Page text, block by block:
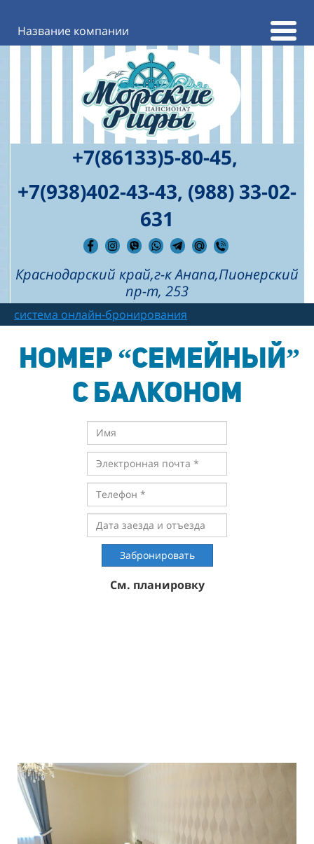
Название компании
+7(86133)5-80-45,
+7(938)402-43-43, (988) 33-02-
631
Краснодарский край,г-к Анапа,Пионерский
пр-т, 253
система онлайн-бронирования
Номер “Семейный”
с балконом
Забронировать
См. планировку